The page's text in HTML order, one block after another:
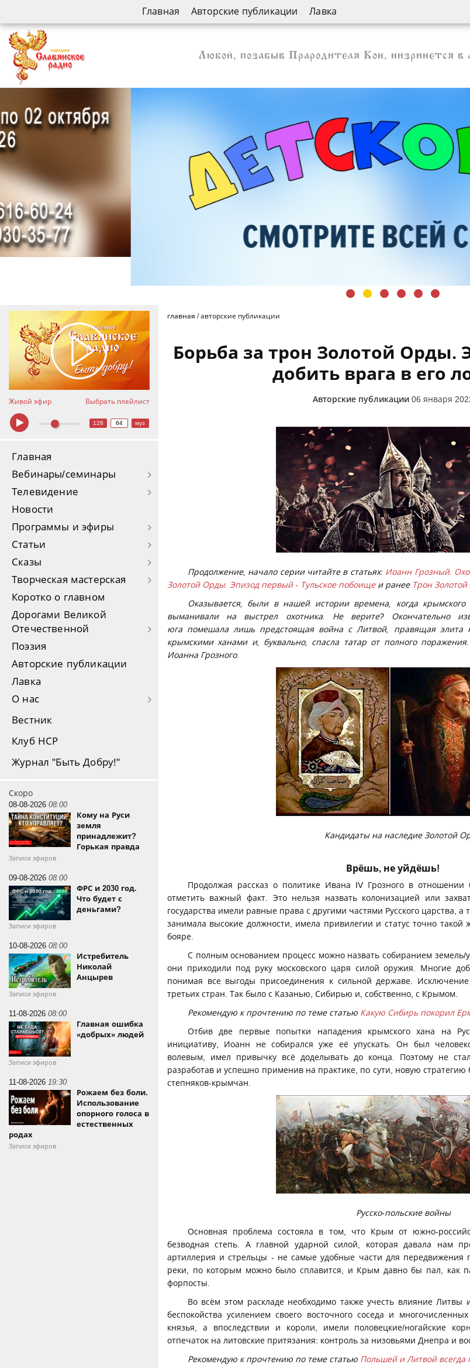
Главная Авторские публикации Лавка
Любой, позабыв Прародителя Кон, низринется в
Живой эфир Выбрать плейлист
128 64 муз
Главная
Вебинары/семинары
Телевидение
Новости
Программы и эфиры
Статьи
Сказы
Творческая мастерская
Коротко о главном
Дорогами Великой
Отечественной
Поэзия
Авторские публикации
Лавка
О нас
Вестник
Клуб НСР
Журнал "Быть Добру!"
Скоро
08-08-2026 08:00
Кому на Руси
земля
принадлежит?
Горькая правда
Записи эфиров
09-08-2026 08:00
ФРС и 2030 год.
Что будет с
деньгами?
Записи эфиров
10-08-2026 08:00
Истребитель
Николай
Анцырев
Записи эфиров
11-08-2026 08:00
Главная ошибка
«добрых» людей
Записи эфиров
11-08-2026 19:30
Рожаем без боли.
Использование
опорного голоса в
естественных
родах
Записи эфиров
главная /авторские публикации
Борьба за трон Золотой Орды.
добить врага в его
Авторские публикации 06 января
Продолжение, начало серии читайте в статьях: Иоанн Грозный.
Золотой Орды. Эпизод первый - Тульское побоище и ранее Трон
Оказывается, были в нашей истории времена, когда
выманивали на выстрел охотника. Не верите? Окончательно
юга помешала лишь предстоящая война с Литвой, правящая элита
крымскими ханами и, буквально, спасла татар от полного
Иоанна Грозного.
Кандидаты на наследие Золотой
Врёшь, не уйдёшь!
Продолжая рассказ о политике Ивана IV Грозного в отношении
отметить важный факт. Это нельзя назвать колонизацией или
государства имели равные права с другими частями Русского царства,
занимала высокие должности, имела привилегии и статус точно
бояре.
С полным основанием процесс можно назвать собиранием
они приходили под руку московского царя силой оружия. Многие
понимая все выгоды присоединения к сильной державе. Исключение
третьих стран. Так было с Казанью, Сибирью и, собственно, с Крымом.
Рекомендую к прочтению по теме статью Какую Сибирь покорил
Отбив две первые попытки нападения крымского хана на
инициативу, Иоанн не собирался уже её упускать. Он был
волевым, имел привычку всё доделывать до конца. Поэтому не
разработав и успешно применив на практике, по сути, новую
степняков-крымчан.
Русско-польские войны
Основная проблема состояла в том, что Крым от южно-
безводная степь. А главной ударной силой, которая давала нам
артиллерия и стрельцы - не самые удобные части для передвижения
реки, по которым можно было сплавится, и Крым давно бы пал, как
форпосты.
Во всём этом раскладе необходимо также учесть влияние
беспокойства усилением своего восточного соседа и
князья, а впоследствии и короли, имели половецкие/ногайские
отпечаток на литовские притязания: контроль за низовьями Днепра и
Рекомендую к прочтению по теме статью Польшей и Литвой всегда